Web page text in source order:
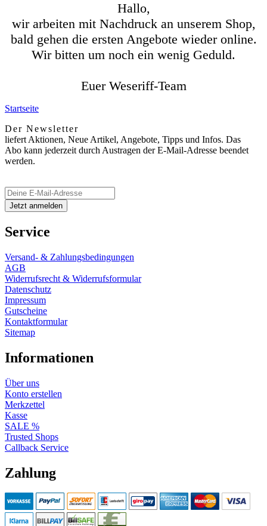
Hallo,
wir arbeiten mit Nachdruck an unserem Shop,
bald gehen die ersten Angebote wieder online.
Wir bitten um noch ein wenig Geduld.
Euer Weseriff-Team
Startseite
Der Newsletter
liefert Aktionen, Neue Artikel, Angebote, Tipps und Infos. Das
Abo kann jederzeit durch Austragen der E-Mail-Adresse beendet
werden.
Service
Versand- & Zahlungsbedingungen
AGB
Widerrufsrecht & Widerrufsformular
Datenschutz
Impressum
Gutscheine
Kontaktformular
Sitemap
Informationen
Über uns
Konto erstellen
Merkzettel
Kasse
SALE %
Trusted Shops
Callback Service
Zahlung